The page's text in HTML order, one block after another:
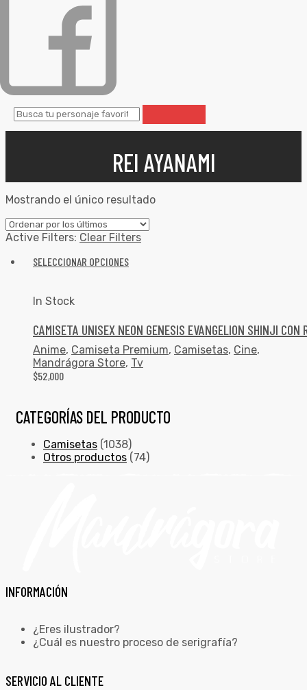
REI AYANAMI
Mostrando el único resultado
Active Filters: Clear Filters
SELECCIONAR OPCIONES
In Stock
CAMISETA UNISEX NEON GENESIS EVANGELION SHINJI CON
Anime, Camiseta Premium, Camisetas, Cine,
Mandrágora Store, Tv
$52,000
CATEGORÍAS DEL PRODUCTO
Camisetas (1038)
Otros productos (74)
INFORMACIÓN
¿Eres ilustrador?
¿Cuál es nuestro proceso de serigrafía?
SERVICIO AL CLIENTE